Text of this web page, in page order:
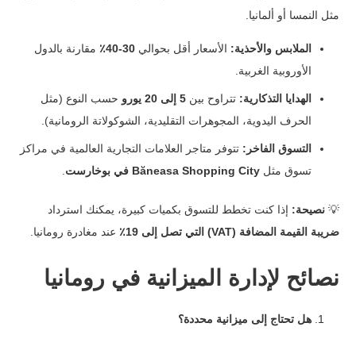
مثل النمسا أو ألمانيا.
الملابس والأحذية: الأسعار أقل بحوالي 30-40٪
مقارنة بالدول
الأوروبية الغربية.
الهدايا التذكارية: تتراوح بين 5 إلى 20 يورو
حسب النوع (مثل
الحرف اليدوية، المجوهرات التقليدية، الشوكولاتة الرومانية).
التسوق الفاخر: تتوفر متاجر العلامات التجارية العالمية في مراكز
تسوق مثل Băneasa Shopping City في بوخارست
💡 نصيحة: إذا كنت تخطط للتسوق بكميات كبيرة، يمكنك استرداد
ضريبة القيمة المضافة (VAT) التي تصل إلى 19٪
عند مغادرة رومانيا.
نصائح لإدارة الميزانية في رومانيا
هل تحتاج إلى ميزانية محددة؟